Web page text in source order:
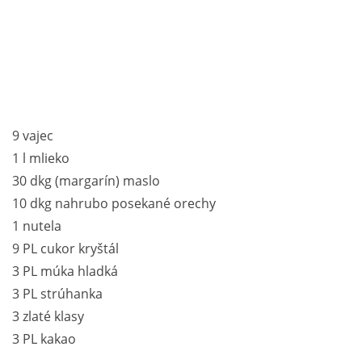
9 vajec
1 l mlieko
30 dkg (margarín) maslo
10 dkg nahrubo posekané orechy
1 nutela
9 PL cukor kryštál
3 PL múka hladká
3 PL strúhanka
3 zlaté klasy
3 PL kakao